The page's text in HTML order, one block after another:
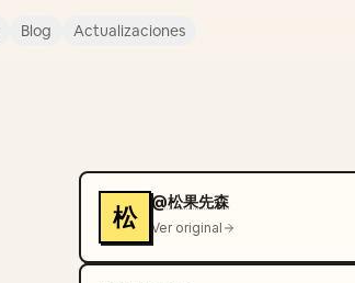
Blog Actualizaciones
松
@松果先森
Ver original